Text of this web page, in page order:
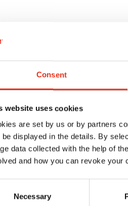
Consent
website uses cookies
are set by us or by partners
be displayed in the details. By
data collected with the help of
and how you can revoke
Necessary
in vergelijking